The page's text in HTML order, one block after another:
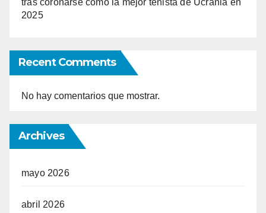
tras coronarse como la mejor tenista de Ucrania en
2025
Recent Comments
No hay comentarios que mostrar.
Archives
mayo 2026
abril 2026